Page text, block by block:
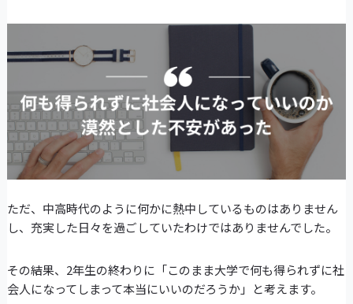
ただ、中高時代のように何かに熱中しているものはありません
し、充実した日々を過ごしていたわけではありませんでした。
その結果、2年生の終わりに「このまま大学で何も得られずに社
会人になってしまって本当にいいのだろうか」と考えます。